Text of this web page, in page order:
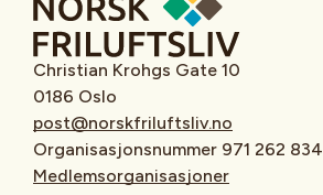
Christian Krohgs Gate 10
0186 Oslo
post@norskfriluftsliv.no
Organisasjonsnummer 971 262 834
Medlemsorganisasjoner